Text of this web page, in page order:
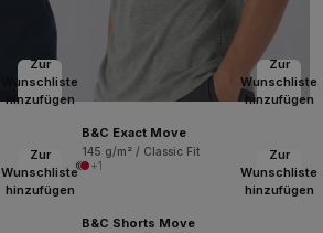
Zur
Wunschliste
hinzufügen
Zur
Wunschliste
hinzufügen
B&C Exact Move
145 g/m² / Classic Fit
+1
Zur
Wunschliste
hinzufügen
Zur
Wunschliste
hinzufügen
B&C Shorts Move